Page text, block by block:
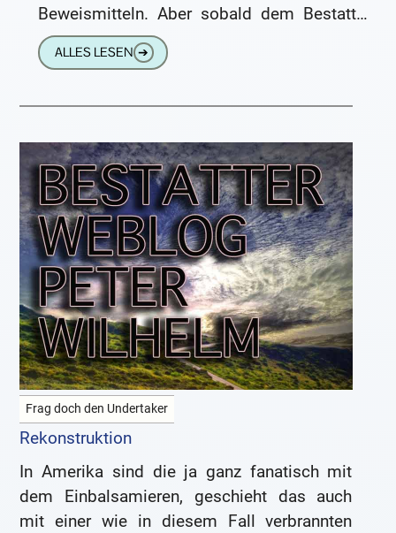
Beweismitteln. Aber sobald dem Bestatter
der Leichnam übergeben wird, hat der
ALLES LESEN ➔
Frag doch den Undertaker
Rekonstruktion
In Amerika sind die ja ganz fanatisch mit
dem Einbalsamieren, geschieht das auch
mit einer wie in diesem Fall verbrannten